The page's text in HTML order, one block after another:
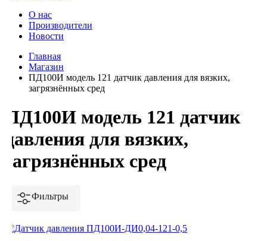
О нас
Производители
Новости
Главная
Магазин
ПД100И модель 121 датчик давления для вязких,
загрязнённых сред
ПД100И модель 121 датчик
давления для вязких,
загрязнённых сред
Фильтры